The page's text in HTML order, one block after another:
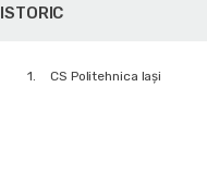
ISTORIC
1. CS Politehnica Iași